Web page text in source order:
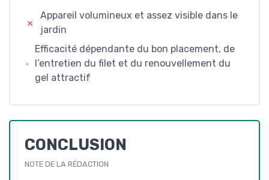
Appareil volumineux et assez visible dans le
jardin
Efficacité dépendante du bon placement, de
l’entretien du filet et du renouvellement du
gel attractif
CONCLUSION
NOTE DE LA RÉDACTION